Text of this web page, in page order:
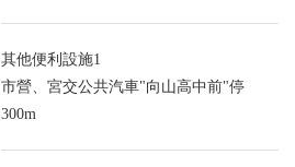
其他便利設施1
市營、宮交公共汽車"向山高中前"停
300m